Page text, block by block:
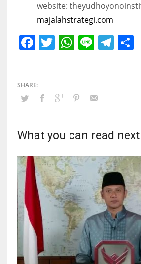
website:
majalahstrategi.com
Facebook
Twitter
WhatsApp
Line
What you can read next